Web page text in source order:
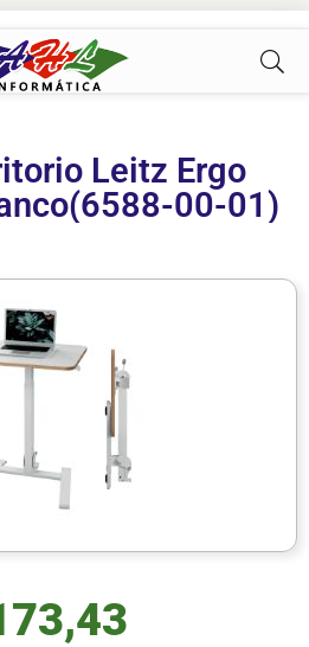
Leitz Ergo
00-01)